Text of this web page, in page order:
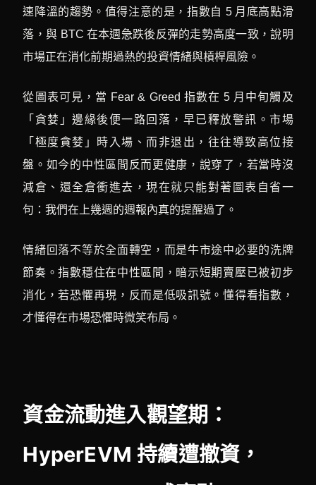
速降溫的趨勢。值得注意的是，指數自 5 月底高點滑
落，與 BTC 在本週急跌後反彈的走勢高度一致，說明
市場正在消化前期過熱的投資情緒與槓桿風險。
從圖表可見，當 Fear & Greed 指數在 5 月中旬觸及
「貪婪」邊緣後便一路回落，早已釋放警訊。市場
「極度貪婪」時入場、而非退出，往往導致高位接
盤。如今的中性區間反而更健康，說穿了，若當時沒
減倉、還全倉衝進去，現在就只能對著圖表自省一
句：我們在上幾週的週報內真的提醒過了。
情緒回落不等於全面轉空，而是牛市途中必要的洗牌
節奏。指數穩住在中性區間，暗示短期賣壓已被初步
消化，若恐懼再現，反而是低吸訊號。懂得看指數，
才懂得在市場恐懼時微笑布局。
資金流動進入觀望期：
HyperEVM 持續遭撤資，